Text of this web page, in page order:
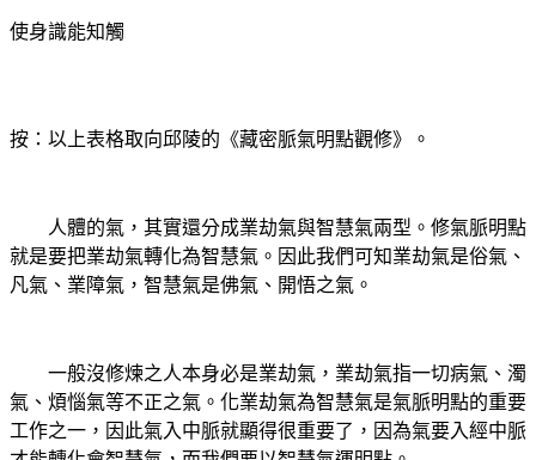
使身識能知觸
按：以上表格取向邱陵的《藏密脈氣明點觀修》。
人體的氣，其實還分成業劫氣與智慧氣兩型。修氣脈明點
就是要把業劫氣轉化為智慧氣。因此我們可知業劫氣是俗氣、
凡氣、業障氣，智慧氣是佛氣、開悟之氣。
一般沒修煉之人本身必是業劫氣，業劫氣指一切病氣、濁
氣、煩惱氣等不正之氣。化業劫氣為智慧氣是氣脈明點的重要
工作之一，因此氣入中脈就顯得很重要了，因為氣要入經中脈